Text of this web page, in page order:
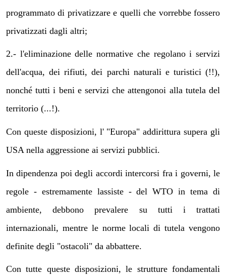
programmato di privatizzare e quelli che vorrebbe fossero
privatizzati dagli altri;
2.- l'eliminazione delle normative che regolano i servizi
dell'acqua, dei rifiuti, dei parchi naturali e turistici (!!),
nonché tutti i beni e servizi che attengonoi alla tutela del
territorio (...!).
Con queste disposizioni, l' "Europa" addirittura supera gli
USA nella aggressione ai servizi pubblici.
In dipendenza poi degli accordi intercorsi fra i governi, le
regole - estremamente lassiste - del WTO in tema di
ambiente, debbono prevalere su tutti i trattati
internazionali, mentre le norme locali di tutela vengono
definite degli "ostacoli" da abbattere.
Con tutte queste disposizioni, le strutture fondamentali